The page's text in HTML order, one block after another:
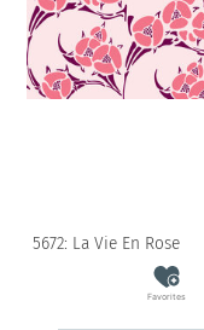
5672: La Vie En Rose
Favorites